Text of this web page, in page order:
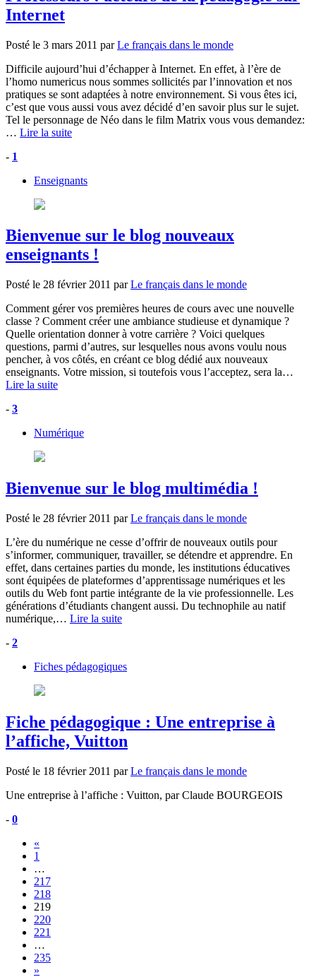
Internet
Posté le 3 mars 2011 par Le français dans le monde
Difficile aujourd’hui d’échapper à Internet. En effet, à l’ère de
l’homo numericus nous sommes sollicités par l’innovation et nos
pratiques se sont adaptées à notre environnement. Si vous êtes ici,
c’est que vous aussi vous avez décidé d’en savoir plus sur le sujet.
Tel le personnage de Néo dans le film Matrix vous vous demandez:
… Lire la suite
- 1
Enseignants
Bienvenue sur le blog nouveaux
enseignants !
Posté le 28 février 2011 par Le français dans le monde
Comment gérer vos premières heures de cours avec une nouvelle
classe ? Comment créer une ambiance studieuse et dynamique ?
Quelle orientation donner à votre carrière ? Voici quelques
questions, parmi d’autres, sur lesquelles nous avons voulu nous
pencher, à vos côtés, en créant ce blog dédié aux nouveaux
enseignants. Votre mission, si toutefois vous l’acceptez, sera la…
Lire la suite
- 3
Numérique
Bienvenue sur le blog multimédia !
Posté le 28 février 2011 par Le français dans le monde
L’ère du numérique ne cesse d’offrir de nouveaux outils pour
s’informer, communiquer, travailler, se détendre et apprendre. En
effet, dans certaines parties du monde, les institutions éducatives
sont équipées de plateformes d’apprentissage numériques et les
outils du Web font partie intégrante de la vie professionnelle. Les
générations d’étudiants changent aussi. Du technophile au natif
numérique,… Lire la suite
- 2
Fiches pédagogiques
Fiche pédagogique : Une entreprise à
l’affiche, Vuitton
Posté le 18 février 2011 par Le français dans le monde
Une entreprise à l’affiche : Vuitton, par Claude BOURGEOIS
- 0
«
1
…
217
218
219
220
221
…
235
»